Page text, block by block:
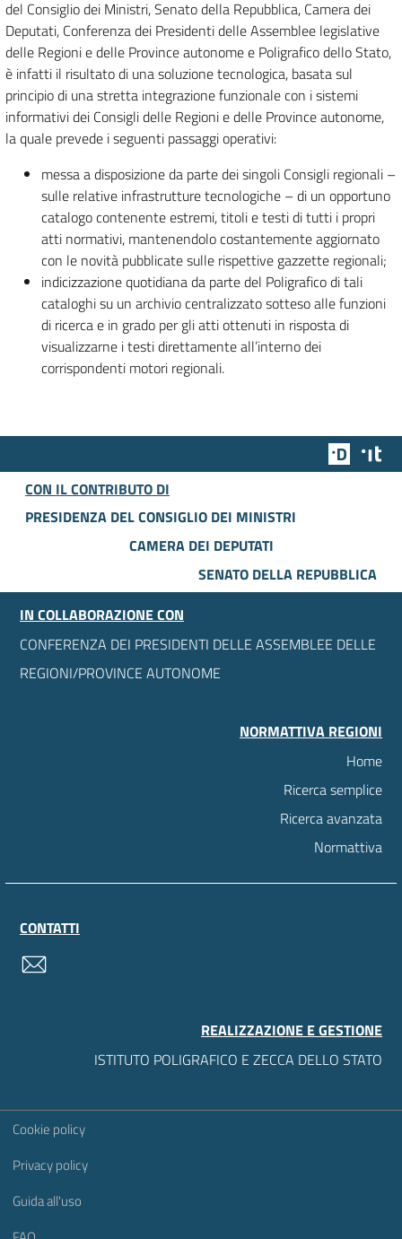
del Consiglio dei Ministri, Senato della Repubblica, Camera dei
Deputati, Conferenza dei Presidenti delle Assemblee legislative
delle Regioni e delle Province autonome e Poligrafico dello Stato,
è infatti il risultato di una soluzione tecnologica, basata sul
principio di una stretta integrazione funzionale con i sistemi
informativi dei Consigli delle Regioni e delle Province autonome,
la quale prevede i seguenti passaggi operativi:
messa a disposizione da parte dei singoli Consigli regionali –
sulle relative infrastrutture tecnologiche – di un opportuno
catalogo contenente estremi, titoli e testi di tutti i propri
atti normativi, mantenendolo costantemente aggiornato
con le novità pubblicate sulle rispettive gazzette regionali;
indicizzazione quotidiana da parte del Poligrafico di tali
cataloghi su un archivio centralizzato sotteso alle funzioni
di ricerca e in grado per gli atti ottenuti in risposta di
visualizzarne i testi direttamente all’interno dei
corrispondenti motori regionali.
Team
CON IL CONTRIBUTO DI
PRESIDENZA DEL CONSIGLIO DEI MINISTRI
CAMERA DEI DEPUTATI
SENATO DELLA REPUBBLICA
IN COLLABORAZIONE CON
CONFERENZA DEI PRESIDENTI DELLE ASSEMBLEE DELLE
REGIONI/PROVINCE AUTONOME
NORMATTIVA REGIONI
Home
Ricerca semplice
Ricerca avanzata
Normattiva
CONTATTI
REALIZZAZIONE E GESTIONE
ISTITUTO POLIGRAFICO E ZECCA DELLO STATO
Sezione Link Utili
Cookie policy
Privacy policy
Guida all'uso